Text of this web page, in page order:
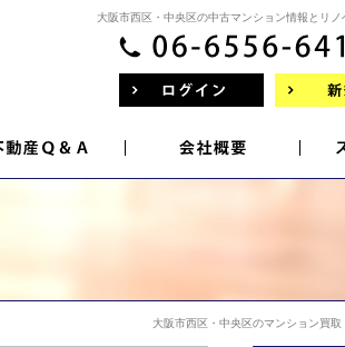
大阪市西区・中央区の中古マンション情報とリ
大阪市西区・中央区のマンション買